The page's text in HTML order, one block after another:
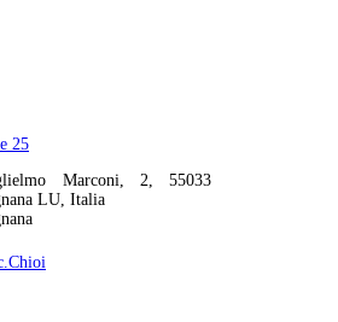
25
Marconi, 2, 55033
LU, Italia